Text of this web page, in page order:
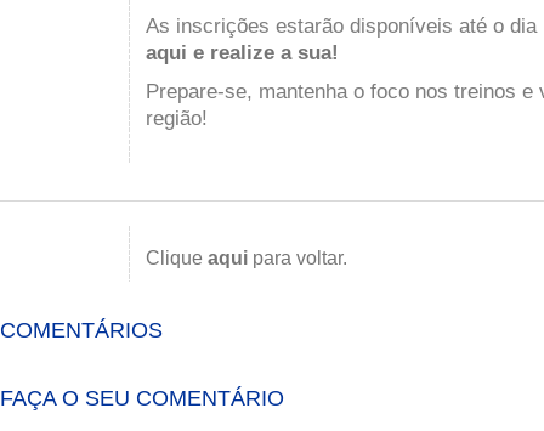
As inscrições estarão disponíveis até o dia
aqui e realize a sua!
Prepare-se, mantenha o foco nos treinos e
região!
Clique aqui para voltar.
COMENTÁRIOS
FAÇA O SEU COMENTÁRIO